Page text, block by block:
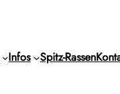
Infos Spitz-Rassen